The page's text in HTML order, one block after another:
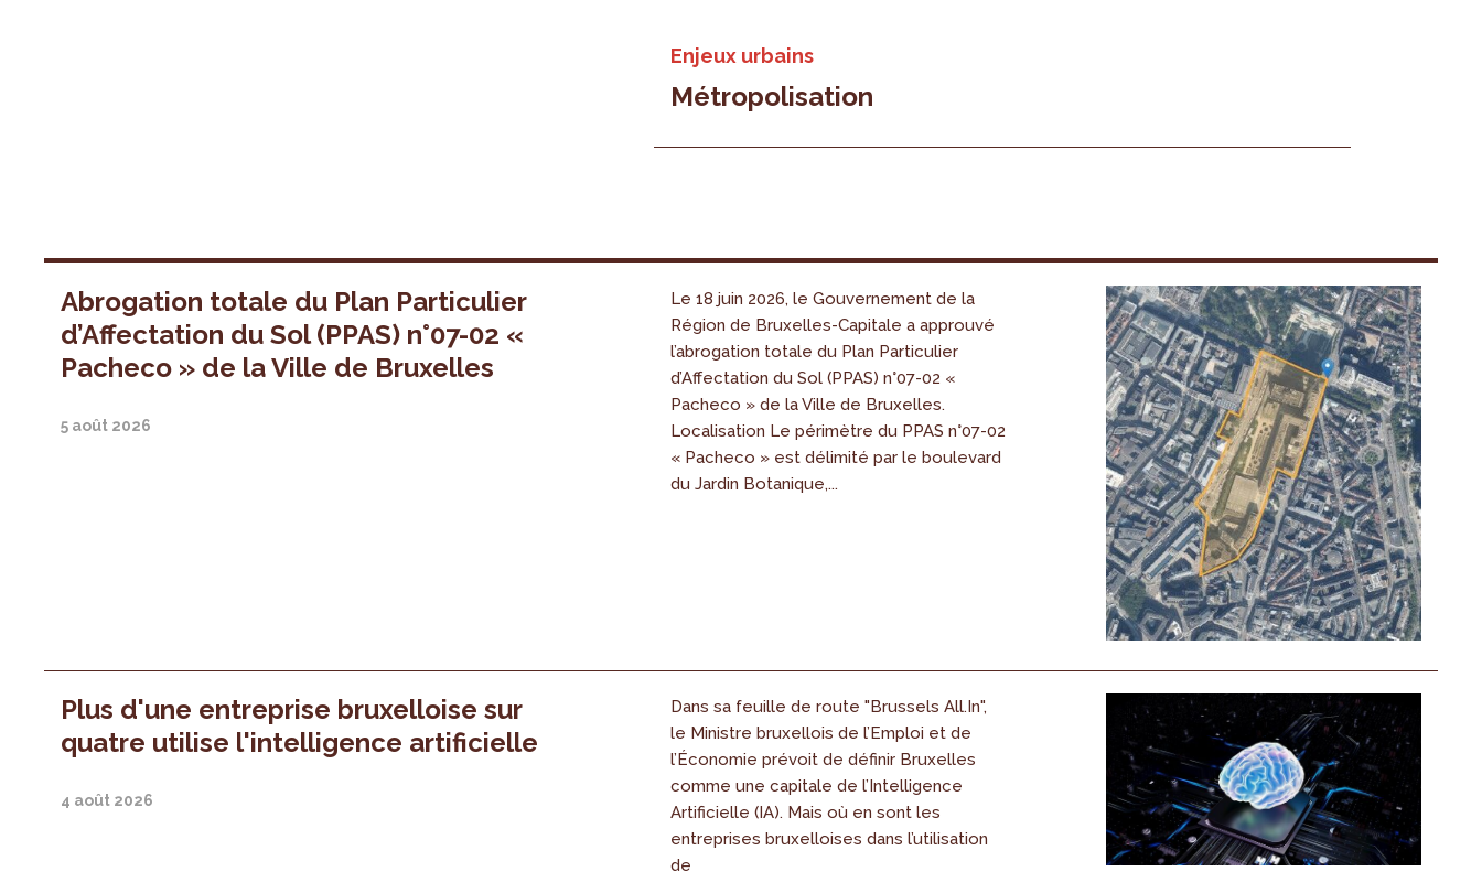
Enjeux urbains
Métropolisation
Abrogation totale du Plan Particulier
d’Affectation du Sol (PPAS) n°07-02 «
Pacheco » de la Ville de Bruxelles
5 août 2026
Le 18 juin 2026, le Gouvernement de la
Région de Bruxelles-Capitale a approuvé
l’abrogation totale du Plan Particulier
d’Affectation du Sol (PPAS) n°07-02 «
Pacheco » de la Ville de Bruxelles.
Localisation Le périmètre du PPAS n°07-02
« Pacheco » est délimité par le boulevard
du Jardin Botanique,...
Plus d'une entreprise bruxelloise sur
quatre utilise l'intelligence artificielle
4 août 2026
Dans sa feuille de route "Brussels All.In",
le Ministre bruxellois de l’Emploi et de
l’Économie prévoit de définir Bruxelles
comme une capitale de l’Intelligence
Artificielle (IA). Mais où en sont les
entreprises bruxelloises dans l’utilisation
de